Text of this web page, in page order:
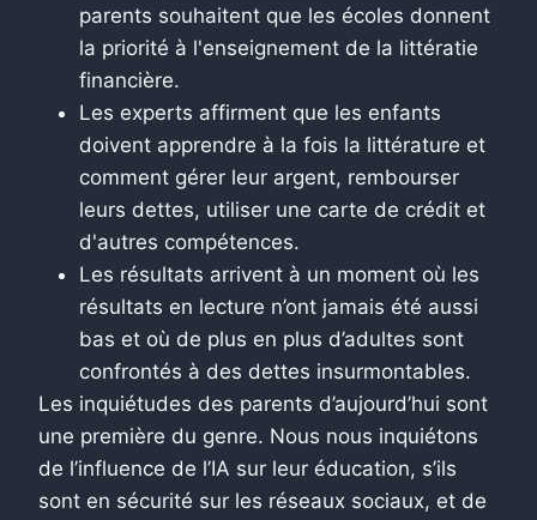
parents souhaitent que les écoles donnent
la priorité à l'enseignement de la littératie
financière.
Les experts affirment que les enfants
doivent apprendre à la fois la littérature et
comment gérer leur argent, rembourser
leurs dettes, utiliser une carte de crédit et
d'autres compétences.
Les résultats arrivent à un moment où les
résultats en lecture n’ont jamais été aussi
bas et où de plus en plus d’adultes sont
confrontés à des dettes insurmontables.
Les inquiétudes des parents d’aujourd’hui sont
une première du genre. Nous nous inquiétons
de l’influence de l’IA sur leur éducation, s’ils
sont en sécurité sur les réseaux sociaux, et de